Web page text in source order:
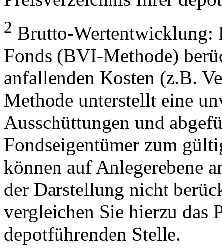
2 Brutto-Wertentwicklung:
Fonds (BVI-Methode)
anfallenden Kosten (z.B.
Methode unterstellt eine
Ausschüttungen und
Fondseigentümer zum
können auf Anlegerebene
der Darstellung nicht
vergleichen Sie hierzu das
depotführenden Stelle.